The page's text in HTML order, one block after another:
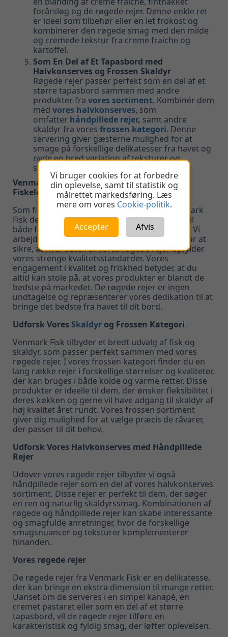
forårsløg og de røgede rejer. Denne enkle ret
er ideel som tilbehør eller en let frokost og
kombinerer den røgede smag med den milde
og cremede tekstur fra creme fraiche og
kartoffel.
Som En Del af Et Tapasbord med
Halvkonserves og Frossen Skaldyr
Røgede rejer passer perfekt som en del af et
større tapasbord sammen med andre
produkter fra vores sortiment. Kombinér dem
med vores halvkonserves, som
omfatter håndpillede rejer, samt andre
skaldyr fra vores frossen kategori. Denne
servering giver gæsterne mulighed for at
smage på forskellige delikatesser fra havet og
nyde en bred variation af teksturer og
smagsnuancer.
Venmark Fisk – Din Fiskegrossist og
Fiskeleverandør
Som fiskegrossist og fiskeleverandør er Venmark
Fisk dedikeret til at levere kvalitetsprodukter til
både fiskehandlerog professionelle køkkener. Vi
arbejder tæt sammen med vores røgmester for at
sikre, at hver batch af vores røgede rejer opfylder
vores strenge kvalitetsstandarder. Vores
engagement i kvalitet og friskhed betyder, at du
altid kan stole på, at vores produkter er blandt de
bedste på markedet. De røgede rejer er ingen
undtagelse og repræsenterer vores dedikation til at
bringe det bedste fra havet til dit bord.
Udforsk Vores Skaldyr og Frossen Kategori
Venmark Fisk tilbyder et bredt udvalg af fisk og
skaldyr, som passer perfekt sammen med vores
røgede rejer. I vores frossen kategori finder du en
lang række rejer i forskellige størrelser og kvaliteter,
der kan bruges i både kolde og varme retter. Disse
produkter er ideelle til dem, der ønsker fleksibilitet i
deres køkken og gerne vil have adgang til skaldyr af
høj kvalitet året rundt. Vores frossen sortiment
giver dig mulighed for at vælge præcis de råvarer,
der passer til dit behov.
Udforsk Vores Halvkonserves med Håndpillede
Rejer
Udover vores røgede rejer tilbyder vi også
håndpillede rejer som en del af vores halvkonserves
sortiment. Disse rejer er perfekt til dem, der søger
en ren og naturlig skaldyrssmag. Kombinationen af
røgede og håndpillede rejer kan skabe interessante
og smagfulde anretninger, hvor de forskellige
smagsnuancer og teksturer komplementerer
hinanden.
Vores røgede rejer
De røgede rejer fra Venmark Fisk er en delikatesse,
der kan bringe en ekstra dimension til mange retter.
Uanset om de serveres i en simpel kanapé, en
cremet pastaret eller som en del af et større
tapasbord, vil de røgede rejer tilføre en
karakteristisk og fyldig smag, der løfter oplevelsen.
Vi bruger cookies for at forbedre
din oplevelse, samt til statistik og
målrettet markedsføring. Læs
mere om vores Cookie-politik.
Accepter
Afvis